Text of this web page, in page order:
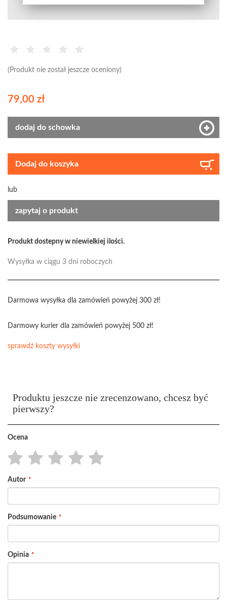
(Produkt nie został jeszcze oceniony)
79,00 zł
dodaj do schowka
Dodaj do koszyka
lub
zapytaj o produkt
Produkt dostepny w niewielkiej ilości.
Wysyłka w ciągu 3 dni roboczych
Darmowa wysyłka dla zamówień powyżej 300 zł!
Darmowy kurier dla zamówień powyżej 500 zł!
sprawdź koszty wysyłki
Produktu jeszcze nie zrecenzowano, chcesz być
pierwszy?
Ocena
star
stars
stars
stars
stars
Autor
Podsumowanie
Opinia